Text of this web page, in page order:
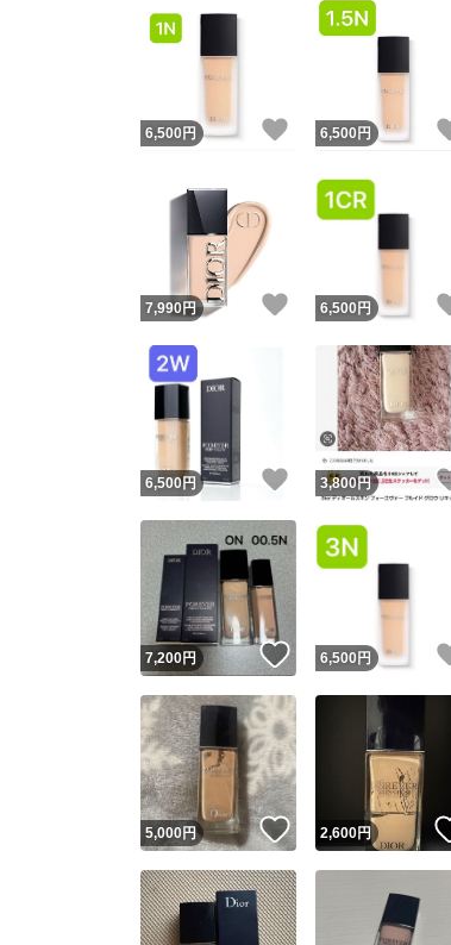
6,500 円 いいね！
6,500 円
7,990円 いいね！
6,500 円
6,500円 いいね！
3,800円
7,200円 いいね！
6,500 円
5,000円 いいね！
2,600円